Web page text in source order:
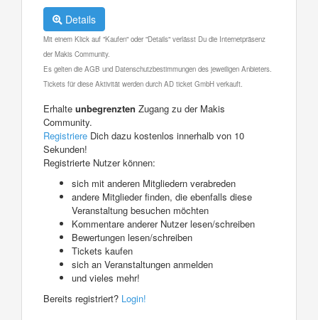
Details
Mit einem Klick auf "Kaufen" oder "Details" verlässt Du die Internetpräsenz
der Makis Community.
Es gelten die AGB und Datenschutzbestimmungen des jeweiligen Anbieters.
Tickets für diese Aktivität werden durch AD ticket GmbH verkauft.
Erhalte unbegrenzten Zugang zu der Makis
Community.
Registriere Dich dazu kostenlos innerhalb von 10
Sekunden!
Registrierte Nutzer können:
sich mit anderen Mitgliedern verabreden
andere Mitglieder finden, die ebenfalls diese
Veranstaltung besuchen möchten
Kommentare anderer Nutzer lesen/schreiben
Bewertungen lesen/schreiben
Tickets kaufen
sich an Veranstaltungen anmelden
und vieles mehr!
Bereits registriert? Login!